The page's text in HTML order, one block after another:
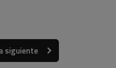
siguiente